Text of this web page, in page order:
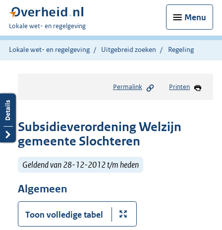
Menu
U
bent
hier:
Lokale wet- en regelgeving
Lokale wet- en regelgeving Uitgebreid zoeken Regeling
Permalink Printen
Subsidieverordening Welzijn
gemeente Slochteren
Geldend van 28-12-2012 t/m heden
Algemeen
Toon volledige tabel